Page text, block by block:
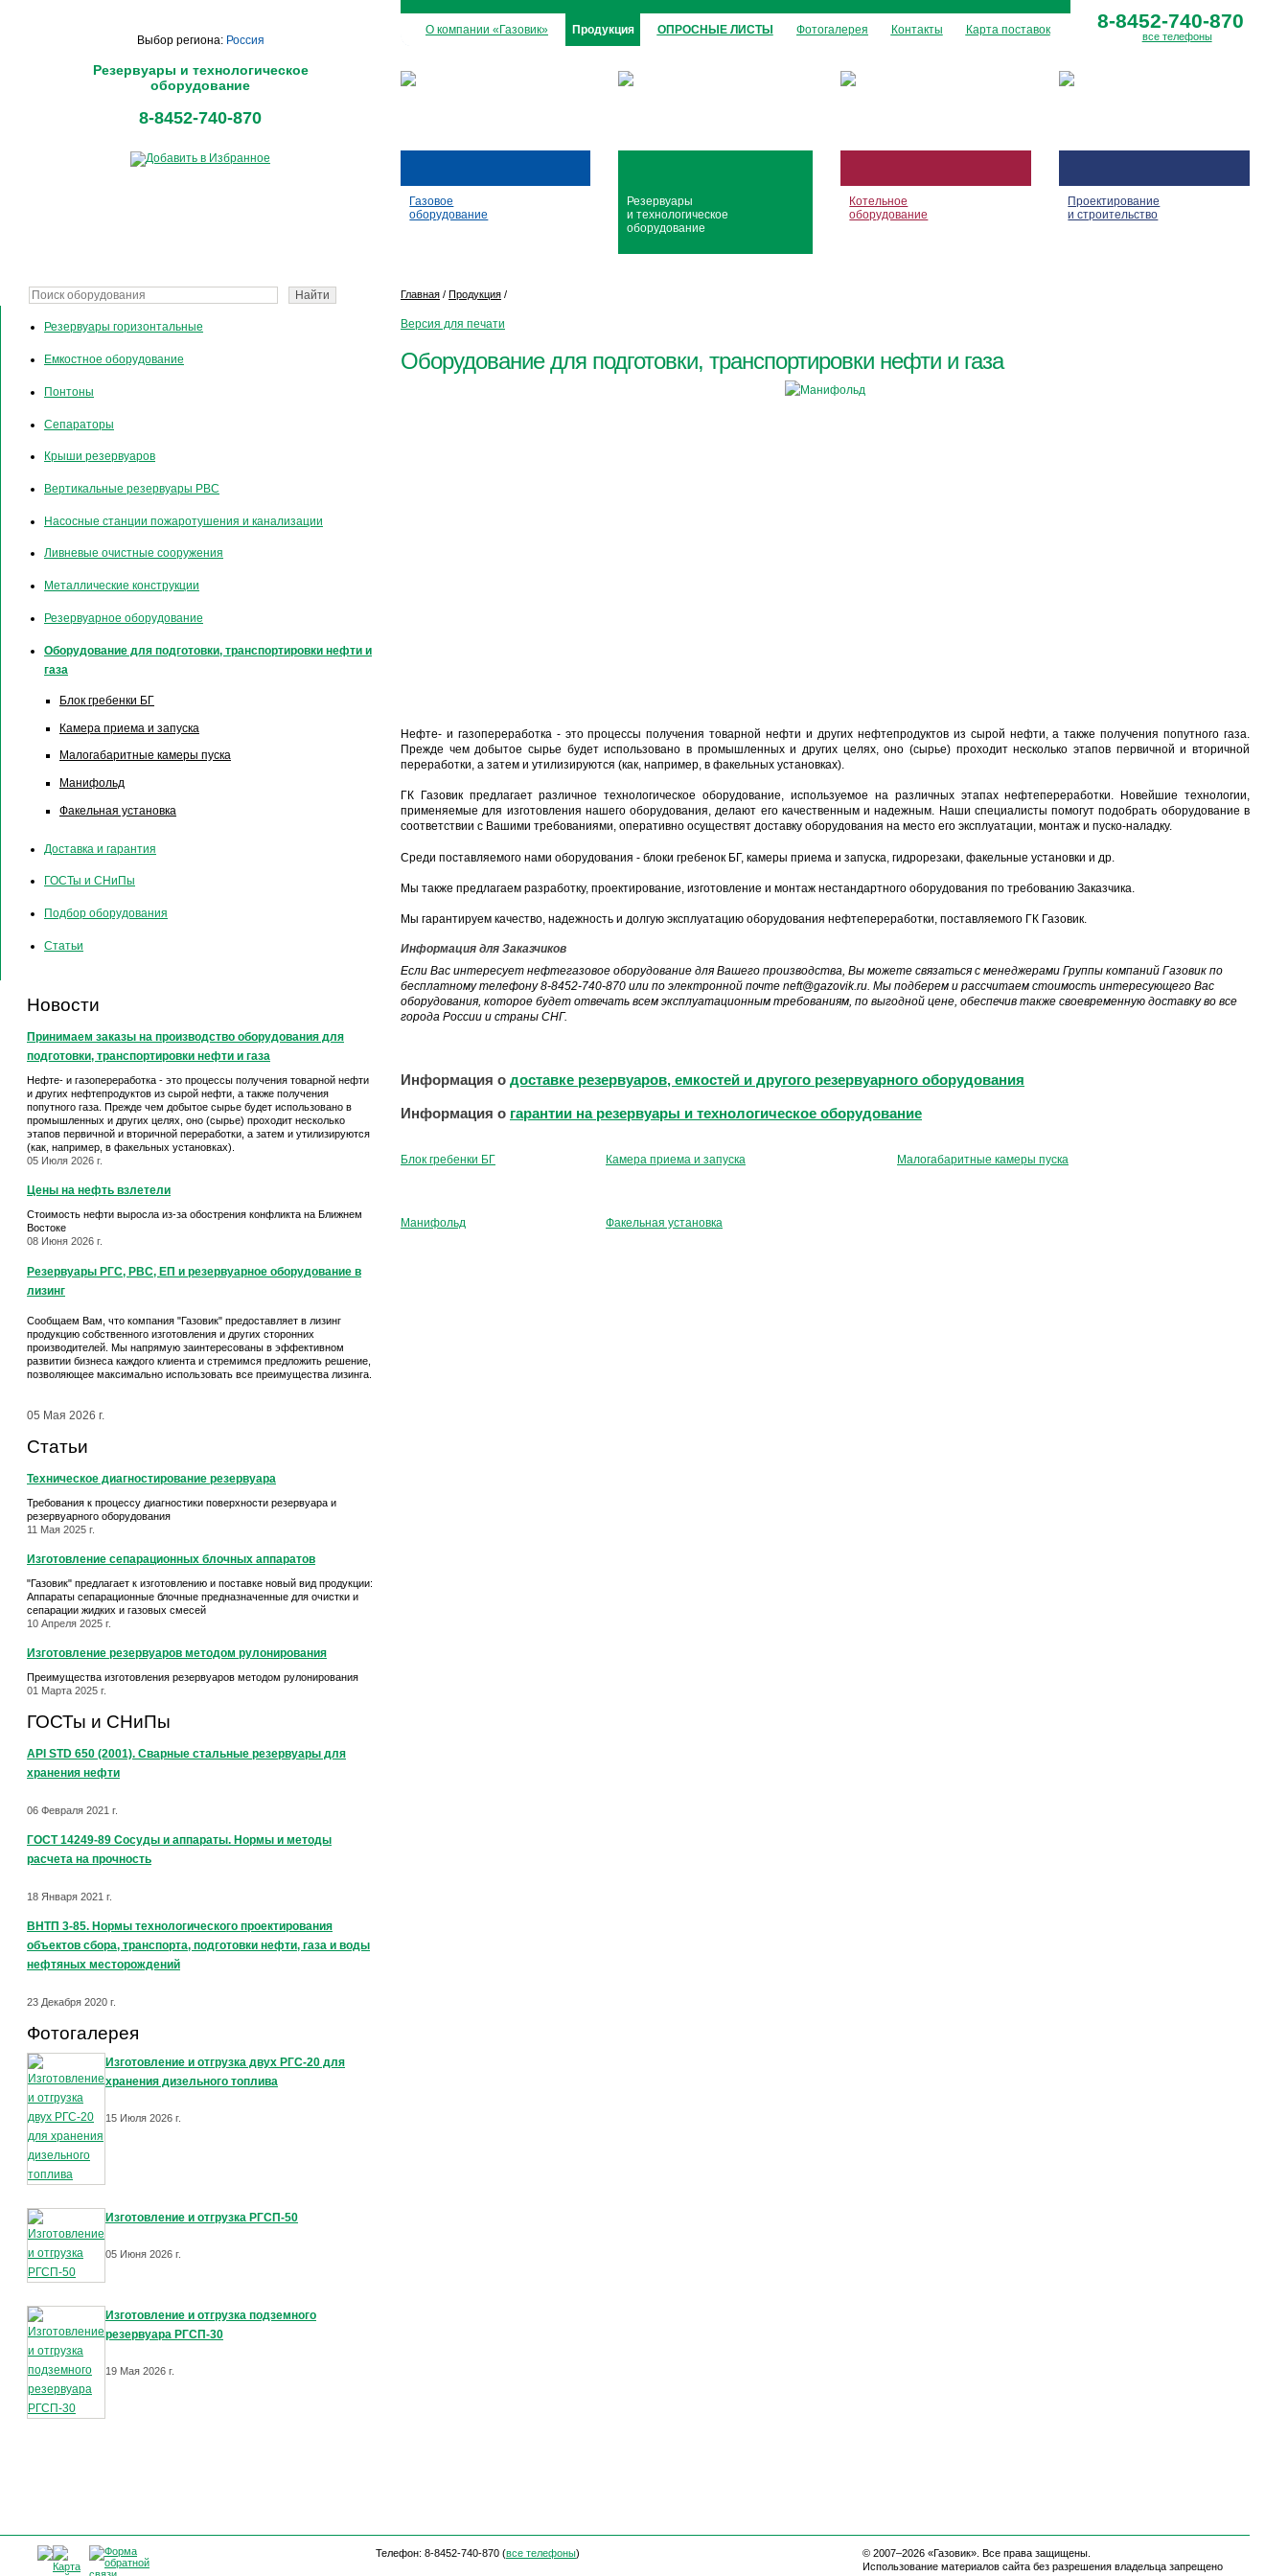
Выбор региона: Россия
Резервуары и технологическое
оборудование
8-8452-740-870
О компании «Газовик» Продукция ОПРОСНЫЕ ЛИСТЫ Фотогалерея Контакты Карта поставок 8-8452-740-870
все телефоны
Газовое
оборудование
Резервуары
и технологическое
оборудование
Котельное
оборудование
Проектирование
и строительство
Резервуары горизонтальные
Емкостное оборудование
Понтоны
Сепараторы
Крыши резервуаров
Вертикальные резервуары РВС
Насосные станции пожаротушения и канализации
Ливневые очистные сооружения
Металлические конструкции
Резервуарное оборудование
Оборудование для подготовки, транспортировки нефти и
газа
Блок гребенки БГ
Камера приема и запуска
Малогабаритные камеры пуска
Манифольд
Факельная установка
Доставка и гарантия
ГОСТы и СНиПы
Подбор оборудования
Статьи
Новости
Принимаем заказы на производство оборудования для
подготовки, транспортировки нефти и газа
Нефте- и газопереработка - это процессы получения товарной нефти
и других нефтепродуктов из сырой нефти, а также получения
попутного газа. Прежде чем добытое сырье будет использовано в
промышленных и других целях, оно (сырье) проходит несколько
этапов первичной и вторичной переработки, а затем и утилизируются
(как, например, в факельных установках).
05 Июля 2026 г.
Цены на нефть взлетели
Стоимость нефти выросла из-за обострения конфликта на Ближнем
Востоке
08 Июня 2026 г.
Резервуары РГС, РВС, ЕП и резервуарное оборудование в
лизинг
Сообщаем Вам, что компания "Газовик" предоставляет в лизинг
продукцию собственного изготовления и других сторонних
производителей. Мы напрямую заинтересованы в эффективном
развитии бизнеса каждого клиента и стремимся предложить решение,
позволяющее максимально использовать все преимущества лизинга.
05 Мая 2026 г.
Статьи
Техническое диагностирование резервуара
Требования к процессу диагностики поверхности резервуара и
резервуарного оборудования
11 Мая 2025 г.
Изготовление сепарационных блочных аппаратов
"Газовик" предлагает к изготовлению и поставке новый вид продукции:
Аппараты сепарационные блочные предназначенные для очистки и
сепарации жидких и газовых смесей
10 Апреля 2025 г.
Изготовление резервуаров методом рулонирования
Преимущества изготовления резервуаров методом рулонирования
01 Марта 2025 г.
ГОСТы и СНиПы
API STD 650 (2001). Сварные стальные резервуары для
хранения нефти
06 Февраля 2021 г.
ГОСТ 14249-89 Сосуды и аппараты. Нормы и методы
расчета на прочность
18 Января 2021 г.
ВНТП 3-85. Нормы технологического проектирования
объектов сбора, транспорта, подготовки нефти, газа и воды
нефтяных месторождений
23 Декабря 2020 г.
Фотогалерея
Изготовление и отгрузка двух РГС-20 для
хранения дизельного топлива
15 Июля 2026 г.
Изготовление и отгрузка РГСП-50
05 Июня 2026 г.
Изготовление и отгрузка подземного
резервуара РГСП-30
19 Мая 2026 г.
Главная / Продукция /
Версия для печати
Оборудование для подготовки, транспортировки нефти и газа
Нефте- и газопереработка - это процессы получения товарной нефти и других нефтепродуктов из сырой нефти, а также получения попутного газа.
Прежде чем добытое сырье будет использовано в промышленных и других целях, оно (сырье) проходит несколько этапов первичной и вторичной
переработки, а затем и утилизируются (как, например, в факельных установках).
ГК Газовик предлагает различное технологическое оборудование, используемое на различных этапах нефтепереработки. Новейшие технологии,
применяемые для изготовления нашего оборудования, делают его качественным и надежным. Наши специалисты помогут подобрать оборудование в
соответствии с Вашими требованиями, оперативно осуществят доставку оборудования на место его эксплуатации, монтаж и пуско-наладку.
Среди поставляемого нами оборудования - блоки гребенок БГ, камеры приема и запуска, гидрорезаки, факельные установки и др.
Мы также предлагаем разработку, проектирование, изготовление и монтаж нестандартного оборудования по требованию Заказчика.
Мы гарантируем качество, надежность и долгую эксплуатацию оборудования нефтепереработки, поставляемого ГК Газовик.
Информация для Заказчиков
Если Вас интересует нефтегазовое оборудование для Вашего производства, Вы можете связаться с менеджерами Группы компаний Газовик по
бесплатному телефону8-8452-740-870 или по электронной почте neft@gazovik.ru. Мы подберем и рассчитаем стоимость интересующего Вас
оборудования, которое будет отвечать всем эксплуатационным требованиям, по выгодной цене, обеспечив также своевременную доставку во все
города России и страны СНГ.
Информация о доставке резервуаров, емкостей и другого резервуарного оборудования
Информация о гарантии на резервуары и технологическое оборудование
Блок гребенки БГ Камера приема и запуска Малогабаритные камеры пуска
Манифольд Факельная установка
Телефон: 8-8452-740-870 (все телефоны)
© 2007–2026 «Газовик». Все права защищены.
Использование материалов сайта без разрешения владельца запрещено